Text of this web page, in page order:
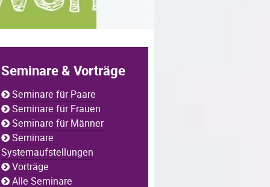
Seminare & Vorträge
Seminare für Paare
Seminare für Frauen
Seminare für Männer
Seminare
Systemaufstellungen
Vorträge
Alle Seminare